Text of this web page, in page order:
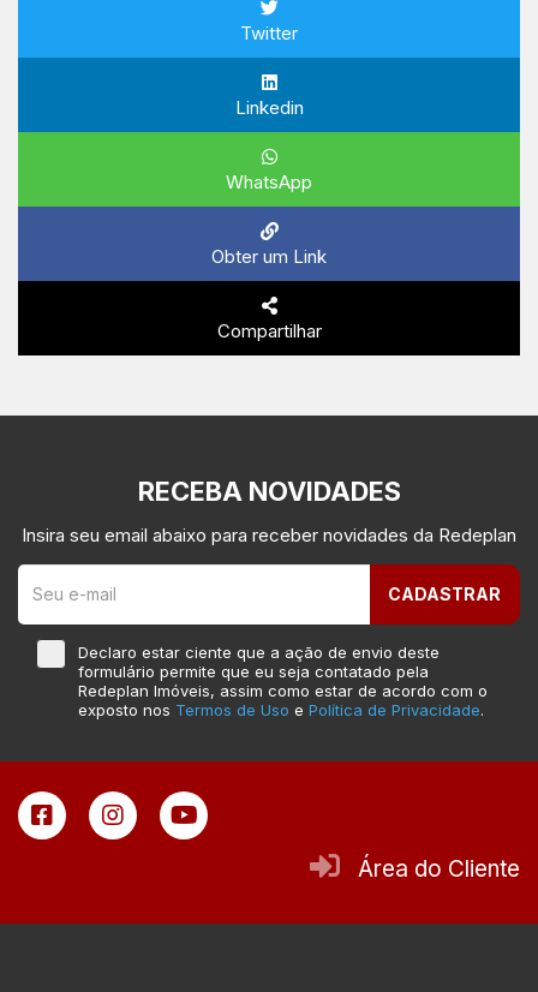
Twitter
Linkedin
WhatsApp
Obter um Link
Compartilhar
RECEBA NOVIDADES
Insira seu email abaixo para receber novidades da Redeplan
CADASTRAR
Declaro estar ciente que a ação de envio deste
formulário permite que eu seja contatado pela
Redeplan Imóveis, assim como estar de acordo com o
exposto nos Termos de Uso e Política de Privacidade.
Área do Cliente